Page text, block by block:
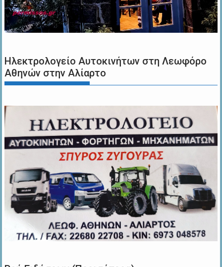
Ηλεκτρολογείο Αυτοκινήτων στη Λεωφόρο
Αθηνών στην Αλίαρτο